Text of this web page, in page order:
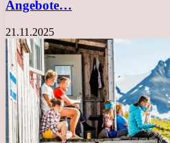
Angebote…
21.11.2025